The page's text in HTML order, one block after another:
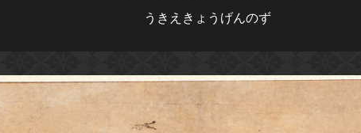
うきえきょうげんのず